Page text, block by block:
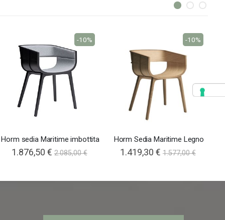
Horm sedia Maritime imbottita
1.876,50 € 2.085,00 €
-10%
Horm Sedia Maritime Legno
1.419,30 € 1.577,00 €
-10%